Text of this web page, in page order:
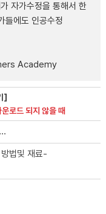
자가수정을 통해서 한
들에도 인공수정
Academy
]
로드 되지 않을 때
법및 재료-